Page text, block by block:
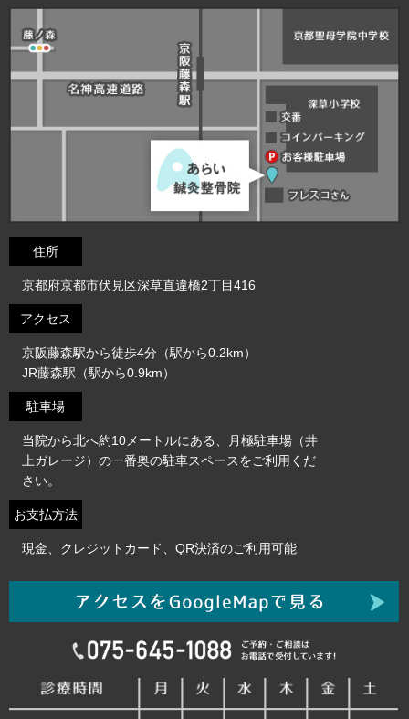
住所
京都府京都市伏見区深草直違橋2丁目416
アクセス
京阪藤森駅から徒歩4分（駅から0.2km）
JR藤森駅（駅から0.9km）
駐車場
当院から北へ約10メートルにある、月極駐車場（井
上ガレージ）の一番奥の駐車スペースをご利用くだ
さい。
お支払方法
現金、クレジットカード、QR決済のご利用可能